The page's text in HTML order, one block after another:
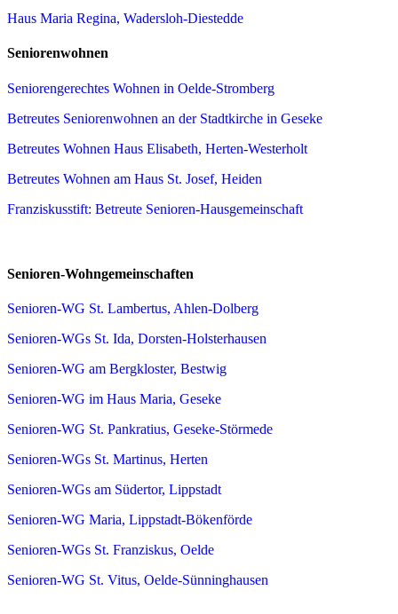
Haus Maria Regina, Wadersloh-Diestedde
Seniorenwohnen
Seniorengerechtes Wohnen in Oelde-Stromberg
Betreutes Seniorenwohnen an der Stadtkirche in Geseke
Betreutes Wohnen Haus Elisabeth, Herten-Westerholt
Betreutes Wohnen am Haus St. Josef, Heiden
Franziskusstift: Betreute Senioren-Hausgemeinschaft
Senioren-Wohngemeinschaften
Senioren-WG St. Lambertus, Ahlen-Dolberg
Senioren-WGs St. Ida, Dorsten-Holsterhausen
Senioren-WG am Bergkloster, Bestwig
Senioren-WG im Haus Maria, Geseke
Senioren-WG St. Pankratius, Geseke-Störmede
Senioren-WGs St. Martinus, Herten
Senioren-WGs am Südertor, Lippstadt
Senioren-WG Maria, Lippstadt-Bökenförde
Senioren-WGs St. Franziskus, Oelde
Senioren-WG St. Vitus, Oelde-Sünninghausen